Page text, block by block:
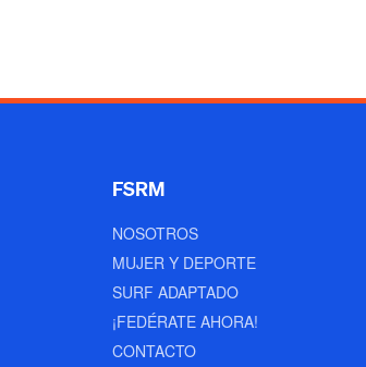
FSRM
NOSOTROS
MUJER Y DEPORTE
SURF ADAPTADO
¡FEDÉRATE AHORA!
CONTACTO